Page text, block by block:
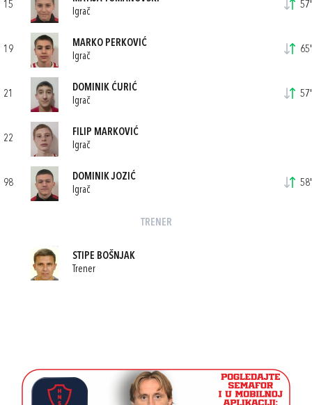
15
Igrač
57'
19
MARKO PERKOVIĆ
Igrač
65'
21
DOMINIK ĆURIĆ
Igrač
57'
22
FILIP MARKOVIĆ
Igrač
98
DOMINIK JOZIĆ
Igrač
58'
TRENER
STIPE BOŠNJAK
Trener